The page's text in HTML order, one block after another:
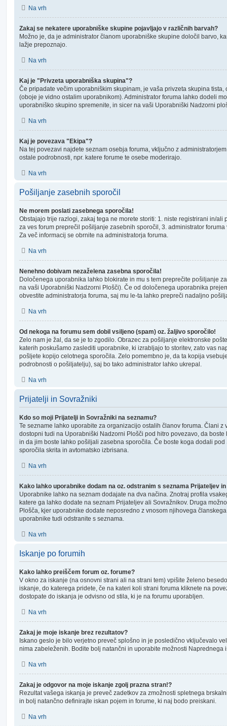
Na vrh
Zakaj se nekatere uporabniške skupine pojavljajo v različnih barvah?
Možno je, da je administrator članom uporabniške skupine določil barvo,
lažje prepoznajo.
Na vrh
Kaj je "Privzeta uporabniška skupina"?
Če pripadate večim uporabniškim skupinam, je vaša privzeta skupina
(oboje je vidno ostalim uporabnikom). Administrator foruma lahko dodeli
uporabniško skupino spremenite, in sicer na vaši Uporabniški Nadzorni
Na vrh
Kaj je povezava "Ekipa"?
Na tej povezavi najdete seznam osebja foruma, vključno z
ostale podrobnosti, npr. katere forume te osebe moderirajo.
Na vrh
Pošiljanje zasebnih sporočil
Ne morem poslati zasebnega sporočila!
Obstajajo trije razlogi, zakaj tega ne morete storiti: 1. niste registrirani in/ali
za ves forum preprečil pošiljanje zasebnih sporočil, 3. administrator
Za več informacij se obrnite na administratorja foruma.
Na vrh
Nenehno dobivam nezaželena zasebna sporočila!
Določenega uporabnika lahko blokirate in mu s tem preprečite pošiljanje
na vaši Uporabniški Nadzorni Plošči). Če od določenega uporabnika
obvestite administratorja foruma, saj mu le-ta lahko prepreči nadaljno
Na vrh
Od nekoga na forumu sem dobil vsiljeno (spam) oz. žaljivo sporočilo!
Zelo nam je žal, da se je to zgodilo. Obrazec za pošiljanje elektronske
katerih poskušamo zaslediti uporabnike, ki izrabljajo to storitev, zato vas
pošljete kopijo celotnega sporočila. Zelo pomembno je, da ta kopija
podrobnosti o pošiljatelju), saj bo tako administrator lahko ukrepal.
Na vrh
Prijatelji in Sovražniki
Kdo so moji Prijatelji in Sovražniki na seznamu?
Te sezname lahko uporabite za organizacijo ostalih članov foruma. Člani z
dostopni tudi na Uporabniški Nadzorni Plošči pod hitro povezavo, da
in da jim boste lahko pošiljali zasebna sporočila. Če boste koga dodali
sporočila skrita in avtomatsko izbrisana.
Na vrh
Kako lahko uporabnike dodam na oz. odstranim s seznama Prijateljev
Uporabnike lahko na seznam dodajate na dva načina. Znotraj profila
katere ga lahko dodate na seznam Prijateljev ali Sovražnikov. Druga
Plošča, kjer uporabnike dodate neposredno z vnosom njihovega
uporabnike tudi odstranite s seznama.
Na vrh
Iskanje po forumih
Kako lahko preiščem forum oz. forume?
V okno za iskanje (na osnovni strani ali na strani tem) vpišite želeno
iskanje, do katerega pridete, če na kateri koli strani foruma kliknete na
dostopate do iskanja je odvisno od stila, ki je na forumu uporabljen.
Na vrh
Zakaj je moje iskanje brez rezultatov?
Iskano geslo je bilo verjetno preveč splošno in je posledično vključevalo
nima zabeleženih. Bodite bolj natančni in uporabite možnosti Naprednega
Na vrh
Zakaj je odgovor na moje iskanje zgolj prazna stran!?
Rezultat vašega iskanja je preveč zadetkov za zmožnosti spletnega
in bolj natančno definirajte iskan pojem in forume, ki naj bodo preiskani.
Na vrh